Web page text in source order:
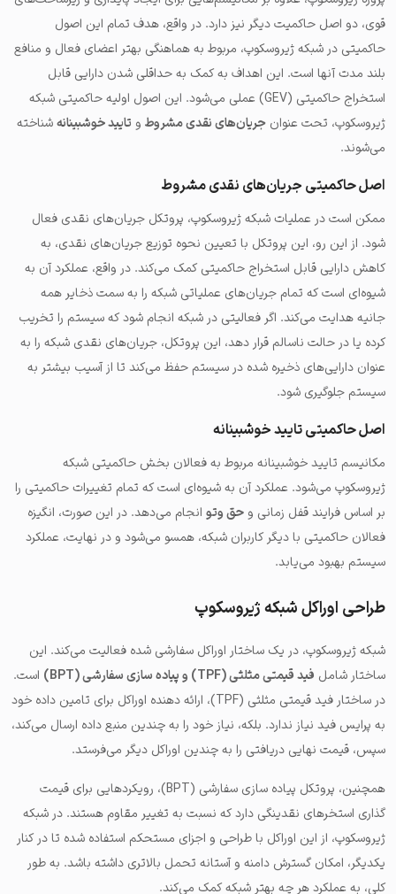
قوی، دو اصل حاکمیت دیگر نیز دارد. در واقع، هدف تمام این اصول
حاکمیتی در شبکه ژیروسکوپ، مربوط به هماهنگی بهتر اعضای فعال و منافع
بلند مدت آنها است. این اهداف به کمک بهحداقلی شدن دارایی قابل
استخراج حاکمیتی (GEV)
عملی می‌شود. این اصول اولیه حاکمیتی شبکه
ژیروسکوپ، تحت عنوان جریان‌های نقدی مشروط و تایید خوشبینانهشناخته
می‌شوند.
اصل حاکمیتی جریان‌های نقدی مشروط
ممکن است در عملیات شبکه ژیروسکوپ، پروتکل جریان‌های نقدی فعال
شود. از این رو، این پروتکل با تعیین نحوه توزیع جریان‌های نقدی، به
کاهش دارایی قابل استخراج حاکمیتی کمک می‌کند. در واقع، عملکرد آن به
شیوه‌ای است که تمام جریان‌های عملیاتی شبکه را به سمت ذخایر همه
جانیه هدایت می‌کند. اگر فعالیتی در شبکه انجام شود که سیستم را تخریب
کرده یا در حالت ناسالم قرار دهد، این پروتکل، جریان‌های نقدی شبکه را به
عنوان دارایی‌های ذخیره شده در سیستم حفظ می‌کند تا از آسیب بیشتر به
سیستم جلوگیری شود.
اصل حاکمیتی تایید خوشبینانه
مکانیسم تایید خوشبینانه مربوط به فعالان بخش حاکمیتی شبکه
ژیروسکوپ می‌شود. عملکرد آن به شیوه‌ای است که تمام تغییرات حاکمیتی را
بر اساس فرایند قفل زمانی و حق وتو انجام می‌دهد. در این صورت، انگیزه
فعالان حاکمیتی با دیگر کاربران شبکه، همسو می‌شود و در نهایت، عملکرد
سیستم بهبود می‌یابد.
طراحی اوراکل شبکه ژیروسکوپ
شبکه ژیروسکوپ، در یک ساختار اوراکل سفارشی شده فعالیت می‌کند. این
ساختار شامل فید قیمتی مثلثی (TPF) و پیاده سازی سفارشی (BPT)
است.
در ساختار فید قیمتی مثلثی (TPF)، ارائه دهنده اوراکل برای تامین داده خود
به پرایس فید نیاز ندارد. بلکه، نیاز خود را به چندین منبع داده ارسال می‌کند،
سپس، قیمت نهایی دریافتی را به چندین اوراکل دیگر می‌فرستد.
همچنین، پروتکل پیاده سازی سفارشی (BPT)، رویکردهایی برای قیمت
گذاری استخرهای نقدینگی دارد که نسبت به تغییر مقاوم هستند. در شبکه
ژیروسکوپ، از این اوراکل با طراحی و اجزای مستحکم استفاده شده تا در کنار
یکدیگر، امکان گسترش دامنه و آستانه تحمل بالاتری داشته باشد. به طور
کلی، به عملکرد هر چه بهتر شبکه کمک می‌کند.